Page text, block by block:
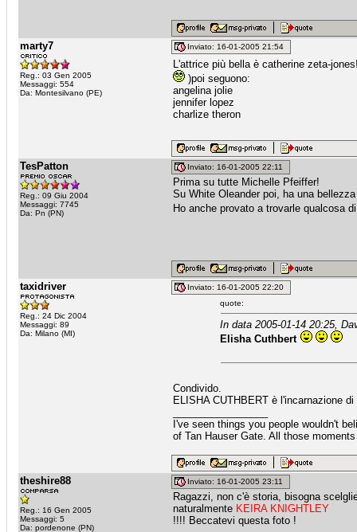
marty7
Reg.: 03 Gen 2005
Messaggi: 554
Da: Montesilvano (PE)
Inviato: 16-01-2005 21:54
L'attrice più bella è catherine zeta-
)poi seguono:
angelina jolie
jennifer lopez
charlize theron
TesPatton
Reg.: 09 Giu 2004
Messaggi: 7745
Da: Pn (PN)
Inviato: 16-01-2005 22:11
Prima su tutte Michelle Pfeiffer!
Su White Oleander poi, ha una
Ho anche provato a trovarle qualcosa
taxidriver
Reg.: 24 Dic 2004
Messaggi: 89
Da: Milano (MI)
Inviato: 16-01-2005 22:20
quote:
In data 2005-01-14 20:25,
Elisha Cuthbert
Condivido.
ELISHA CUTHBERT è l'incarnazione di
I've seen things you people wouldn't
of Tan Hauser Gate. All those
theshire88
Reg.: 16 Gen 2005
Messaggi: 5
Da: pordenone (PN)
Inviato: 16-01-2005 23:11
Ragazzi, non c'è storia, bisogna
naturalmente KEIRA KNIGHTLEY
!!!! Beccatevi questa foto !